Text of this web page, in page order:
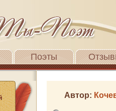
Поэты
Автор: